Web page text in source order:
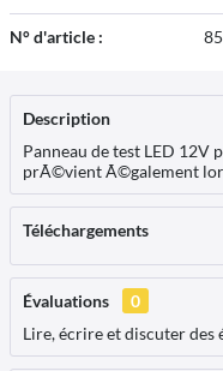
N° d'article :
Description
Panneau de test LED
prÃ©vient Ã©galement
Téléchargements
Évaluations
0
Lire, écrire et discuter des